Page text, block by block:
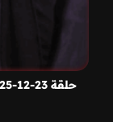
حلقة 23-12-2025